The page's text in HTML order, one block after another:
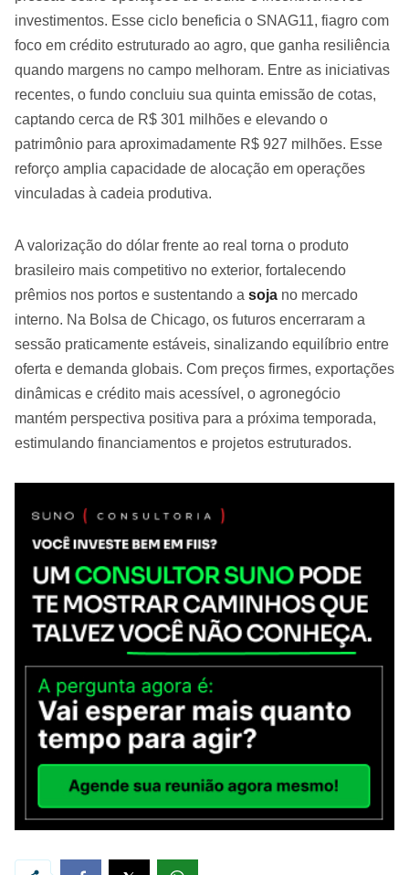
investimentos. Esse ciclo beneficia o SNAG11, fiagro com
foco em crédito estruturado ao agro, que ganha resiliência
quando margens no campo melhoram. Entre as iniciativas
recentes, o fundo concluiu sua quinta emissão de cotas,
captando cerca de R$ 301 milhões e elevando o
patrimônio para aproximadamente R$ 927 milhões. Esse
reforço amplia capacidade de alocação em operações
vinculadas à cadeia produtiva.
A valorização do dólar frente ao real torna o produto
brasileiro mais competitivo no exterior, fortalecendo
prêmios nos portos e sustentando a soja no mercado
interno. Na Bolsa de Chicago, os futuros encerraram a
sessão praticamente estáveis, sinalizando equilíbrio entre
oferta e demanda globais. Com preços firmes, exportações
dinâmicas e crédito mais acessível, o agronegócio
mantém perspectiva positiva para a próxima temporada,
estimulando financiamentos e projetos estruturados.